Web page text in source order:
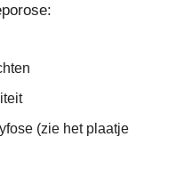
(zie het plaatje